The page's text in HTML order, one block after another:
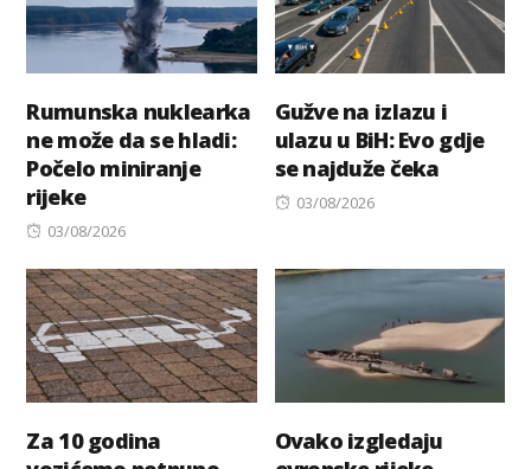
Rumunska nuklearka
ne može da se hladi:
Počelo miniranje
rijeke
Posted
03/08/2026
Gužve na izlazu i
ulazu u BiH: Evo gdje
se najduže čeka
Posted
03/08/2026
Za 10 godina
Ovako izgledaju